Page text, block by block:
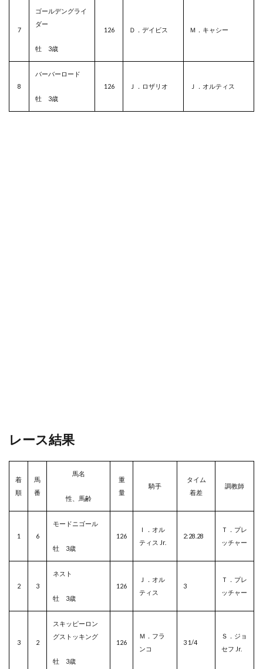
7
ゴールデングライ
ダー
牡 3歳
126 Ｄ．デイビス Ｍ．キャシー
8
バーバーロード
牡 3歳
126 Ｊ．ロザリオ Ｊ．オルティス
レース結果
着
順
馬
番
馬名
性、馬齢
重
量
騎手
タイム
着差
調教師
1 6
モードニゴール
牡 3歳
126
Ｉ．オル
ティス Jr.
2:28.28
Ｔ．プレ
ッチャー
2 3
ネスト
牡 3歳
126
Ｊ．オル
ティス
3
Ｔ．プレ
ッチャー
3 2
スキッピーロン
グストッキング
牡 3歳
126
Ｍ．フラ
ンコ
3 1/4
Ｓ．ジョ
セフ Jr.